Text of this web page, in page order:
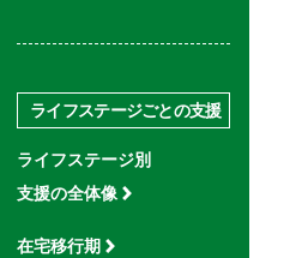
ライフステージごとの支援
ライフステージ別
支援の全体像
在宅移行期